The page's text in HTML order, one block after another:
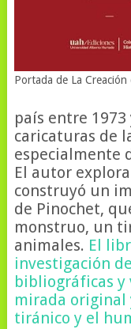
Portada de La
país entre 1973
caricaturas de
especialmente
El autor
construyó un
de Pinochet,
monstruo, un
animales. El
investigación
bibliográficas y
mirada original
tiránico y el